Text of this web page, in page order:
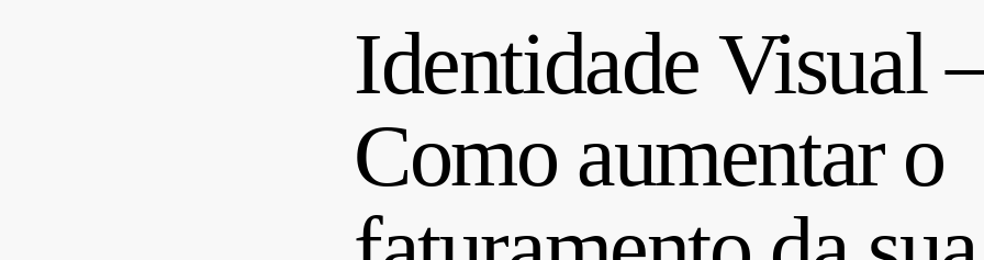
Identidade Visual
Como aumentar o